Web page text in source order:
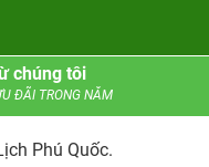
chúng tôi
ĐÃI TRONG NĂM
Phú Quốc.